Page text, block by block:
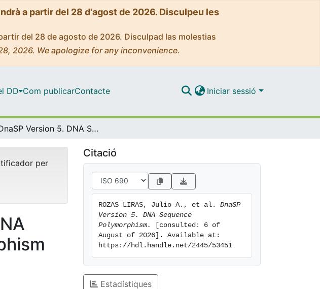
a partir del 28 d'agost de 2026. Disculpeu les
del 28 de agosto de 2026. Disculpad las molestias
2026. We apologize for any inconvenience.
DD Com publicarContacte Iniciar sessió
DnaSP Version 5. DNA Sequence Polymorphism
per
Citació
ROZAS LIRAS, Julio A., et al. DnaSP
Version 5. DNA Sequence
Polymorphism.
[consulted: 6 of
August of 2026]. Available at:
https://hdl.handle.net/2445/53451
Estadístiques